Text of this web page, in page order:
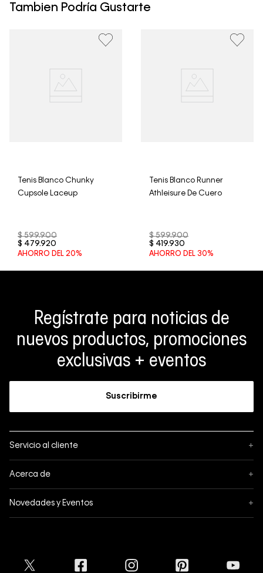
un período de 30 días calendario tras la recepción.
clientes, no aceptamos devoluciones en ropa interior y
Tambien Podría Gustarte
Tenis Blanco Chunky
Cupsole Laceup
$ 599.900
$ 479.920
AHORRO DEL 20%
Tenis Blanco Runner
Athleisure De Cuero
$ 599.900
$ 419.930
AHORRO DEL 30%
Regístrate para noticias de
nuevos productos, promociones
exclusivas + eventos
Suscribirme
Servicio al cliente +
Mis pedidos
Formas de pago
Envíos
Acerca de +
Política de privacidad
Novedades y Eventos +
Cyber Lunes